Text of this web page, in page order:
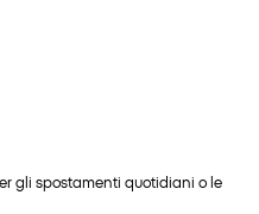
gli spostamenti quotidiani o le